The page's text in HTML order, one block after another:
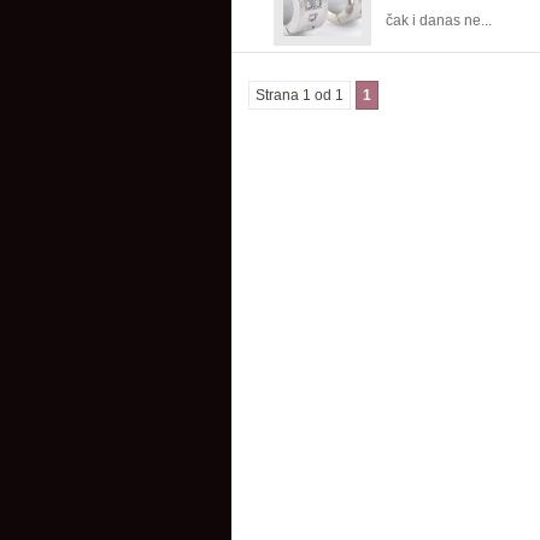
čak i danas ne...
Strana 1 od 1 1